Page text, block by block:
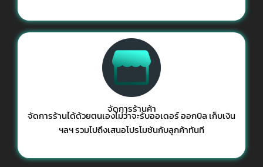
จัดการร้านค้า
จัดการร้านได้ด้วยตนเองไม่ว่าจะรับออเดอร์ ออกบิล เก็บเงิน
ฯลฯ รวมไปถึงเสนอโปรโมชันกับลูกค้าทันที